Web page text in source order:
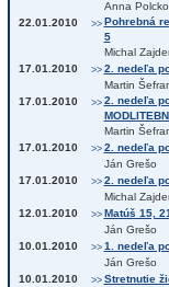
Anna
22.01.2010
>> Pohrebná
5
Michal
17.01.2010
>> 2. nedeľa
Martin
17.01.2010
>> 2. nedeľa
Martin
17.01.2010
>> 2. nedeľa
Ján Grešo
17.01.2010
>> 2. nedeľa
Michal
12.01.2010
>> Matúš 15,
Ján Grešo
10.01.2010
>> 1. nedeľa
Ján Grešo
10.01.2010
>> Stretnutie